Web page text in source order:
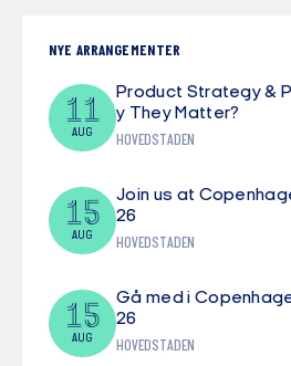
NYE ARRANGEMENTER
11
AUG
Product Strategy &
y They Matter?
HOVEDSTADEN
15
AUG
Join us at
26
HOVEDSTADEN
15
AUG
Gå med i
26
HOVEDSTADEN